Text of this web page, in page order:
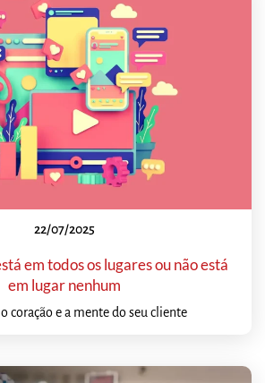
22/07/2025
em todos os lugares ou não está
em lugar nenhum
coração e a mente do seu cliente